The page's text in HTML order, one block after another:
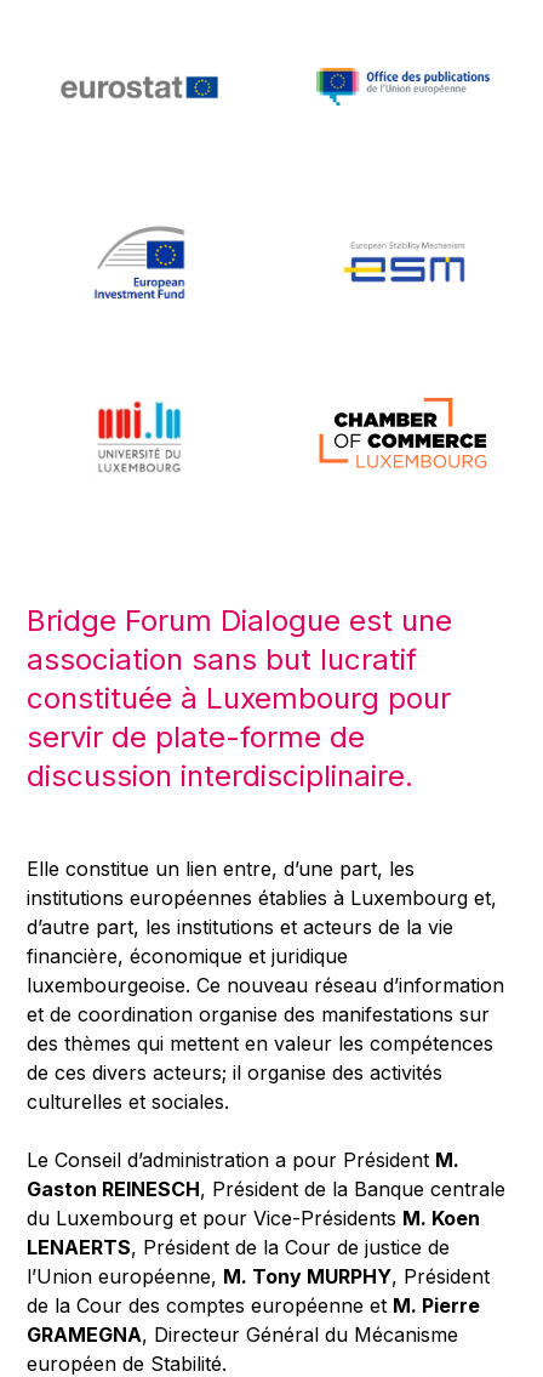
Bridge Forum Dialogue est une
association sans but lucratif
constituée à Luxembourg pour
servir de plate-forme de
discussion interdisciplinaire.
Elle constitue un lien entre, d’une part, les
institutions européennes établies à Luxembourg et,
d’autre part, les institutions et acteurs de la vie
financière, économique et juridique
luxembourgeoise. Ce nouveau réseau d’information
et de coordination organise des manifestations sur
des thèmes qui mettent en valeur les compétences
de ces divers acteurs; il organise des activités
culturelles et sociales.
Le Conseil d’administration a pour Président M.
Gaston REINESCH, Président de la Banque centrale
du Luxembourg et pour Vice-Présidents M. Koen
LENAERTS, Président de la Cour de justice de
l’Union européenne, M. Tony MURPHY, Président
de la Cour des comptes européenne et M. Pierre
GRAMEGNA, Directeur Général du Mécanisme
européen de Stabilité.